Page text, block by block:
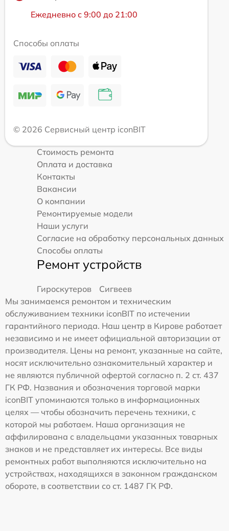
Ежедневно с 9:00 до 21:00
Способы оплаты
© 2026 Сервисный центр iconBIT
Стоимость ремонта
Оплата и доставка
Контакты
Вакансии
О компании
Ремонтируемые модели
Наши услуги
Согласие на обработку персональных данных
Способы оплаты
Ремонт устройств
Гироскутеров
Сигвеев
Мы занимаемся ремонтом и техническим
обслуживанием техники iconBIT по истечении
гарантийного периода. Наш центр в Кирове работает
независимо и не имеет официальной авторизации от
производителя. Цены на ремонт, указанные на сайте,
носят исключительно ознакомительный характер и
не являются публичной офертой согласно п. 2 ст. 437
ГК РФ. Названия и обозначения торговой марки
iconBIT упоминаются только в информационных
целях — чтобы обозначить перечень техники, с
которой мы работаем. Наша организация не
аффилирована с владельцами указанных товарных
знаков и не представляет их интересы. Все виды
ремонтных работ выполняются исключительно на
устройствах, находящихся в законном гражданском
обороте, в соответствии со ст. 1487 ГК РФ.